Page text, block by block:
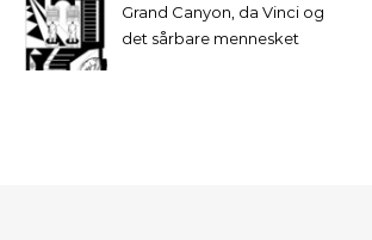
Grand Canyon, da Vinci og
det sårbare mennesket